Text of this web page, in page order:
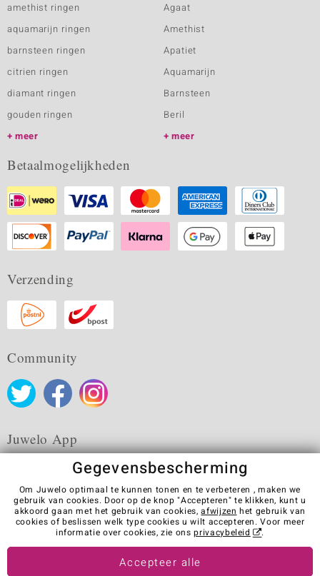
amethist ringen
aquamarijn ringen
barnsteen ringen
citrien ringen
diamant ringen
gouden ringen
meer
Agaat
Amethist
Apatiet
Aquamarijn
Barnsteen
Beril
meer
Betaalmogelijkheden
Verzending
Community
Juwelo App
Algemene verkoopvoorwaarden Privacybeleid
Cookies
Colofon
Contact
Contract herroepen
Visit our stores in other countries:
Gegevensbescherming
Om Juwelo optimaal te kunnen tonen en te verbeteren , maken we
gebruik van cookies. Door op de knop "Accepteren" te klikken, kunt u
akkoord gaan met het gebruik van cookies,afwijzen het gebruik van
cookies of beslissen welk type cookies u wilt accepteren. Voor meer
informatie over cookies, zie onsprivacybeleid .
Accepteer alle